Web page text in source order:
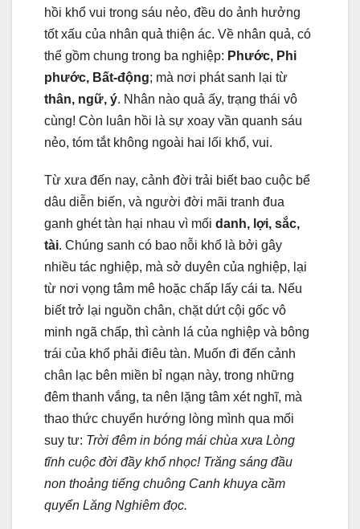
hồi khổ vui trong sáu nẻo, đều do ảnh hưởng
tốt xấu của nhân quả thiện ác. Về nhân quả, có
thể gồm chung trong ba nghiệp: Phước, Phi
phước, Bất-động; mà nơi phát sanh lại từ
thân, ngữ, ý. Nhân nào quả ấy, trạng thái vô
cùng! Còn luân hồi là sự xoay vần quanh sáu
nẻo, tóm tắt không ngoài hai lối khổ, vui.
Từ xưa đến nay, cảnh đời trải biết bao cuộc bể
dâu diễn biến, và người đời mãi tranh đua
ganh ghét tàn hại nhau vì mối danh, lợi, sắc,
tài. Chúng sanh có bao nỗi khổ là bởi gây
nhiều tác nghiệp, mà sở duyên của nghiệp, lại
từ nơi vọng tâm mê hoặc chấp lấy cái ta. Nếu
biết trở lại nguồn chân, chặt dứt cội gốc vô
minh ngã chấp, thì cành lá của nghiệp và bông
trái của khổ phải điêu tàn. Muốn đi đến cảnh
chân lạc bên miền bỉ ngạn này, trong những
đêm thanh vắng, ta nên lặng tâm xét nghĩ, mà
thao thức chuyển hướng lòng mình qua mối
suy tư: Trời đêm in bóng mái chùa xưa Lòng
tĩnh cuộc đời đầy khổ nhọc! Trăng sáng đầu
non thoảng tiếng chuông Canh khuya cầm
quyển Lăng Nghiêm đọc.